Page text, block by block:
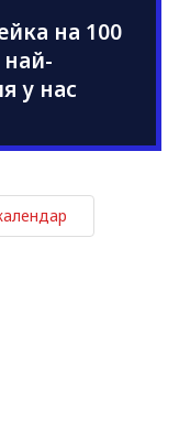
на 100
у нас